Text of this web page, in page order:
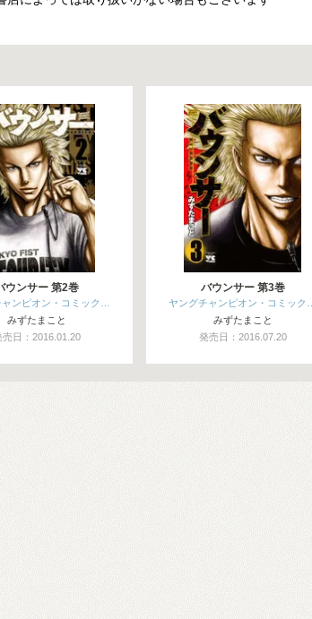
ウンサー 第2巻
ンピオン・コミック…
みずたまこと
売日：2016.01.20
バウンサー 第3巻
ヤングチャンピオン・コミック…
みずたまこと
発売日：2016.07.20